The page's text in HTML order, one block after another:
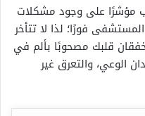
مؤشرًا على وجود مشكلات
فورًا؛ لذا لا تتأخر
قلبك مصحوبًا بألم في
الوعي، والتعرق غير